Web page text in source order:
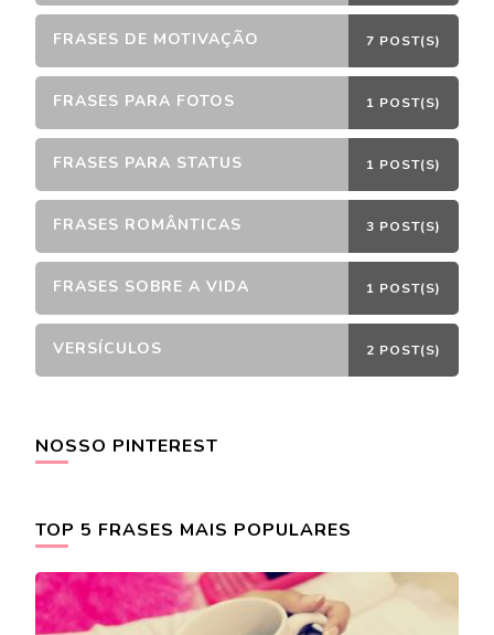
FRASES DE MOTIVAÇÃO 7 POST(S)
FRASES PARA FOTOS 1 POST(S)
FRASES PARA STATUS 1 POST(S)
FRASES ROMÂNTICAS 3 POST(S)
FRASES SOBRE A VIDA 1 POST(S)
VERSÍCULOS 2 POST(S)
NOSSO PINTEREST
TOP 5 FRASES MAIS POPULARES